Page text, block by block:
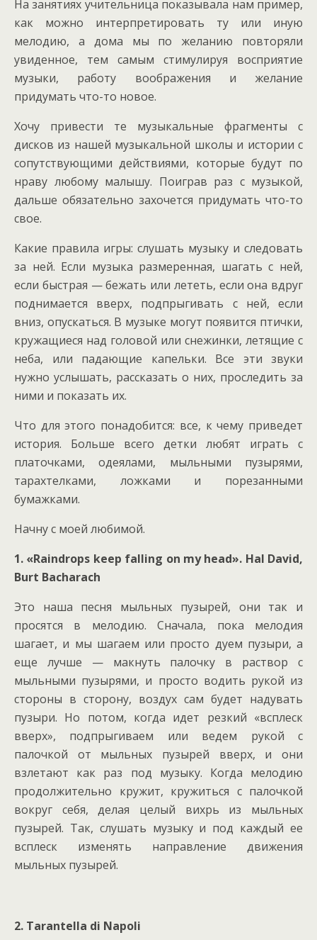
На занятиях учительница показывала нам пример,
как можно интерпретировать ту или иную
мелодию, а дома мы по желанию повторяли
увиденное, тем самым стимулируя восприятие
музыки, работу воображения и желание
придумать что-то новое.
Хочу привести те музыкальные фрагменты с
дисков из нашей музыкальной школы и истории с
сопутствующими действиями, которые будут по
нраву любому малышу. Поиграв раз с музыкой,
дальше обязательно захочется придумать что-то
свое.
Какие правила игры: слушать музыку и следовать
за ней. Если музыка размеренная, шагать с ней,
если быстрая — бежать или лететь, если она вдруг
поднимается вверх, подпрыгивать с ней, если
вниз, опускаться. В музыке могут появится птички,
кружащиеся над головой или снежинки, летящие с
неба, или падающие капельки. Все эти звуки
нужно услышать, рассказать о них, проследить за
ними и показать их.
Что для этого понадобится: все, к чему приведет
история. Больше всего детки любят играть с
платочками, одеялами, мыльными пузырями,
тарахтелками, ложками и порезанными
бумажками.
Начну с моей любимой.
1. «Raindrops keep falling on my head». Hal David,
Burt Bacharach
Это наша песня мыльных пузырей, они так и
просятся в мелодию. Сначала, пока мелодия
шагает, и мы шагаем или просто дуем пузыри, а
еще лучше — макнуть палочку в раствор с
мыльными пузырями, и просто водить рукой из
стороны в сторону, воздух сам будет надувать
пузыри. Но потом, когда идет резкий «всплеск
вверх», подпрыгиваем или ведем рукой с
палочкой от мыльных пузырей вверх, и они
взлетают как раз под музыку. Когда мелодию
продолжительно кружит, кружиться с палочкой
вокруг себя, делая целый вихрь из мыльных
пузырей. Так, слушать музыку и под каждый ее
всплеск изменять направление движения
мыльных пузырей.
2. Tarantella di Napoli